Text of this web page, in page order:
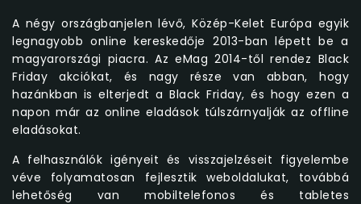
A négy országbanjelen lévő, Közép-Kelet Európa egyik
legnagyobb online kereskedője 2013-ban lépett be a
magyarországi piacra. Az eMag 2014-től rendez Black
Friday akciókat, és nagy része van abban, hogy
hazánkban is elterjedt a Black Friday, és hogy ezen a
napon már az online eladások túlszárnyalják az offline
eladásokat.
A felhasználók igényeit és visszajelzéseit figyelembe
véve folyamatosan fejlesztik weboldalukat, továbbá
lehetőség van mobiltelefonos és tabletes